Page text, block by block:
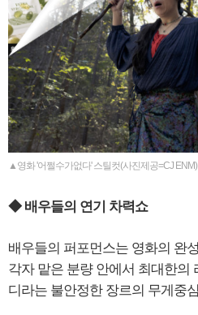
▲영화 '어쩔수가없다' 스틸컷(사진제공=CJ ENM)
◆ 배우들의 연기 차력쇼
배우들의 퍼포먼스는 영화의 완
각자 맡은 분량 안에서 최대한의
디라는 불안정한 장르의 무게중